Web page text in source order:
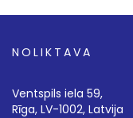
NOLIKTAVA
Ventspils iela 59,
Rīga, LV-1002, Latvija